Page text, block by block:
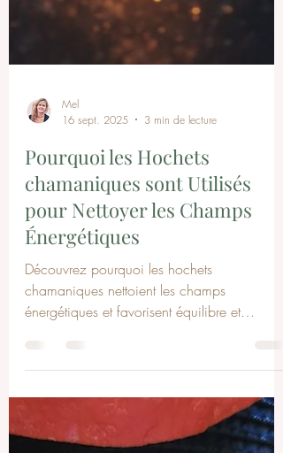
Mel
16 sept. 2025
3 min de lecture
Pourquoi les Hochets
chamaniques sont Utilisés
pour Nettoyer les Champs
Énergétiques
énergétiques et favorisent équilibre et
harmonie à Wiltz, Bastogne et Ardennes.
Balise title optimisée :